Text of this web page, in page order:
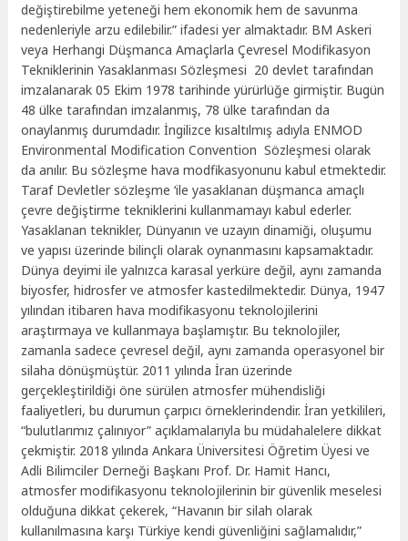
değiştirebilme yeteneği hem ekonomik hem de savunma
nedenleriyle arzu edilebilir.” ifadesi yer almaktadır. BM Askeri
veya Herhangi Düşmanca Amaçlarla Çevresel Modifikasyon
Tekniklerinin Yasaklanması Sözleşmesi 20 devlet tarafından
imzalanarak 05 Ekim 1978 tarihinde yürürlüğe girmiştir. Bugün
48 ülke tarafından imzalanmış, 78 ülke tarafından da
onaylanmış durumdadır. İngilizce kısaltılmış adıyla ENMOD
Environmental Modification Convention Sözleşmesi olarak
da anılır. Bu sözleşme hava modfikasyonunu kabul etmektedir.
Taraf Devletler sözleşme ‘ile yasaklanan düşmanca amaçlı
çevre değiştirme tekniklerini kullanmamayı kabul ederler.
Yasaklanan teknikler, Dünyanın ve uzayın dinamiği, oluşumu
ve yapısı üzerinde bilinçli olarak oynanmasını kapsamaktadır.
Dünya deyimi ile yalnızca karasal yerküre değil, aynı zamanda
biyosfer, hidrosfer ve atmosfer kastedilmektedir. Dünya, 1947
yılından itibaren hava modifikasyonu teknolojilerini
araştırmaya ve kullanmaya başlamıştır. Bu teknolojiler,
zamanla sadece çevresel değil, aynı zamanda operasyonel bir
silaha dönüşmüştür. 2011 yılında İran üzerinde
gerçekleştirildiği öne sürülen atmosfer mühendisliği
faaliyetleri, bu durumun çarpıcı örneklerindendir. İran yetkilileri,
“bulutlarımız çalınıyor” açıklamalarıyla bu müdahalelere dikkat
çekmiştir. 2018 yılında Ankara Üniversitesi Öğretim Üyesi ve
Adli Bilimciler Derneği Başkanı Prof. Dr. Hamit Hancı,
atmosfer modifikasyonu teknolojilerinin bir güvenlik meselesi
olduğuna dikkat çekerek, “Havanın bir silah olarak
kullanılmasına karşı Türkiye kendi güvenliğini sağlamalıdır,”